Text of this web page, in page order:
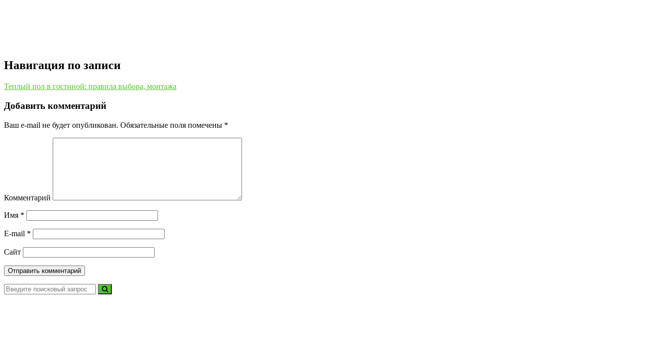
Навигация по записи
Теплый пол в гостиной: правила выбора, монтажа
Добавить комментарий
Ваш e-mail не будет опубликован. Обязательные поля помечены *
Комментарий
Имя *
E-mail *
Сайт